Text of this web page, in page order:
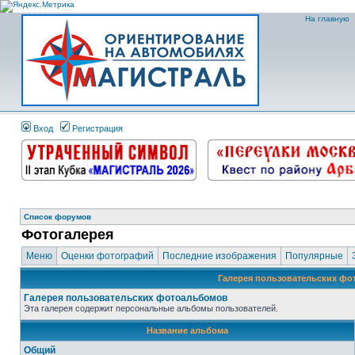
На главную
Вход Регистрация
Список форумов
Фотогалерея
Меню Оценки фотографий Последние изображения Популярные
Галерея пользовательских
Галерея пользовательских фотоальбомов
Эта галерея содержит персональные альбомы пользователей.
Название альбома
Общий